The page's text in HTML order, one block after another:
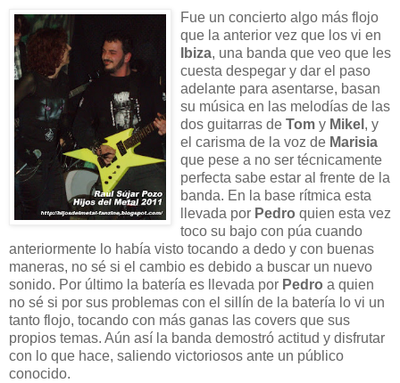
Fue un concierto algo más flojo
que la anterior vez que los vi en
Ibiza, una banda que veo que les
cuesta despegar y dar el paso
adelante para asentarse, basan
su música en las melodías de las
dos guitarras de Tom y Mikel , y
el carisma de la voz de Marisia
que pese a no ser técnicamente
perfecta sabe estar al frente de la
banda. En la base rítmica esta
llevada por Pedro quien esta vez
toco su bajo con púa cuando
anteriormente lo había visto tocando a dedo y con buenas
maneras, no sé si el cambio es debido a buscar un nuevo
sonido. Por último la batería es llevada por Pedro a quien
no sé si por sus problemas con el sillín de la batería lo vi un
tanto flojo, tocando con más ganas las covers que sus
propios temas. Aún así la banda demostró actitud y disfrutar
con lo que hace, saliendo victoriosos ante un público
conocido.